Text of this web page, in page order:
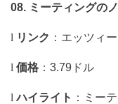
08. ミーティングの
l リンク ： エッツィー
l 価格 ： 3.79 ドル
l ハイライト ：ミー